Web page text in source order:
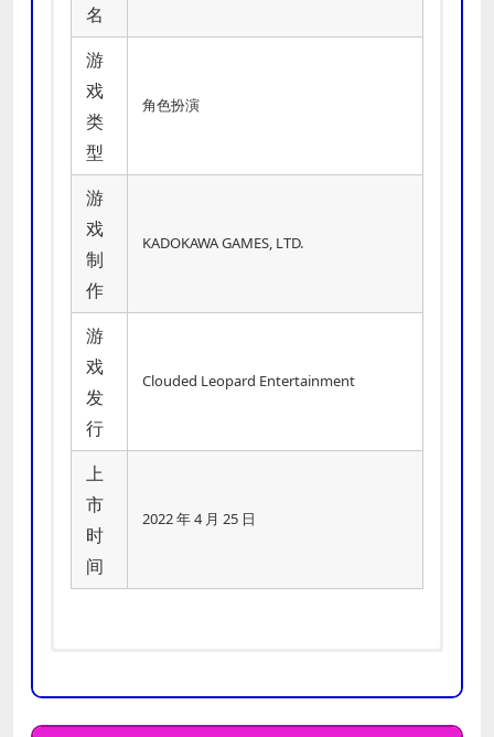
名
游
戏
类
型
角色扮演
游
戏
制
作
KADOKAWA GAMES, LTD.
游
戏
发
行
Clouded Leopard Entertainment
上
市
时
间
2022 年 4 月 25 日